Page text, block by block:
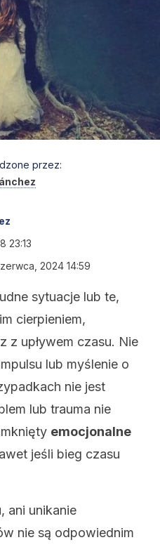
przez:
23:13
2024 14:59
sytuacje lub te,
cierpieniem,
z upływem czasu. Nie
lub myślenie o
nie jest
lub trauma nie
emocjonalne
jeśli bieg czasu
ani unikanie
nie są odpowiednim